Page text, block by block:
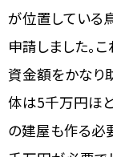
が位置している
申請しました。
資金額をかなり
体は5千万円ほ
の建屋も作る必